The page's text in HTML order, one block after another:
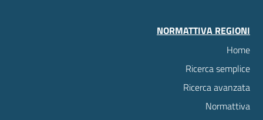
NORMATTIVA REGIONI
Home
Ricerca semplice
Ricerca avanzata
Normattiva